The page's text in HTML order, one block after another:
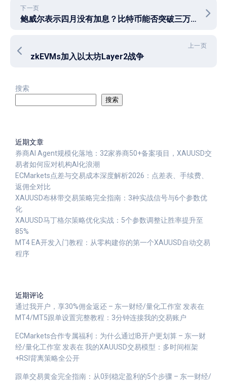
下一页
鲍威尔表示四月没有加息？比特币能否突破三万？行情还能不能来一波？
上一页
zkEVMs加入以太坊Layer2战争
搜索
搜索
近期文章
券商AI Agent规模化落地：32家券商50+备案项目，XAUUSD交
易者如何应对机构AI化浪潮
ECMarkets点差与交易成本深度解析2026：点差表、手续费、
返佣全对比
XAUUSD布林带交易策略完全指南：3种实战信号与6个参数优
化
XAUUSD马丁格尔策略优化实战：5个参数调整让胜率提升至
85%
MT4 EA开发入门教程：从零构建你的第一个XAUUSD自动交易
程序
近期评论
通过我开户，享30%佣金返还 – 东一财经/量化工作室 发表在
MT4/MT5跟单设置完整教程：3分钟连接我的交易账户
ECMarkets合作专属福利：为什么通过IB开户更划算 – 东一财
经/量化工作室 发表在 我的XAUUSD交易模型：多时间框架
+RSI背离策略全公开
跟单交易黄金完全指南：从0到稳定盈利的5个步骤 – 东一财经/